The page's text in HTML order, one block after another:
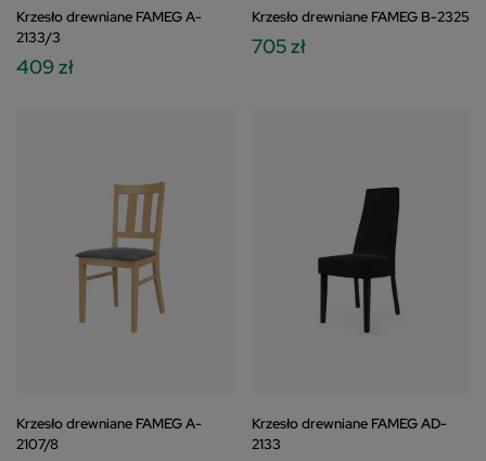
Krzesło drewniane FAMEG A-
2133/3
409 zł
Krzesło drewniane FAMEG B-2325
705 zł
Krzesło drewniane FAMEG A-
2107/8
Krzesło drewniane FAMEG AD-
2133